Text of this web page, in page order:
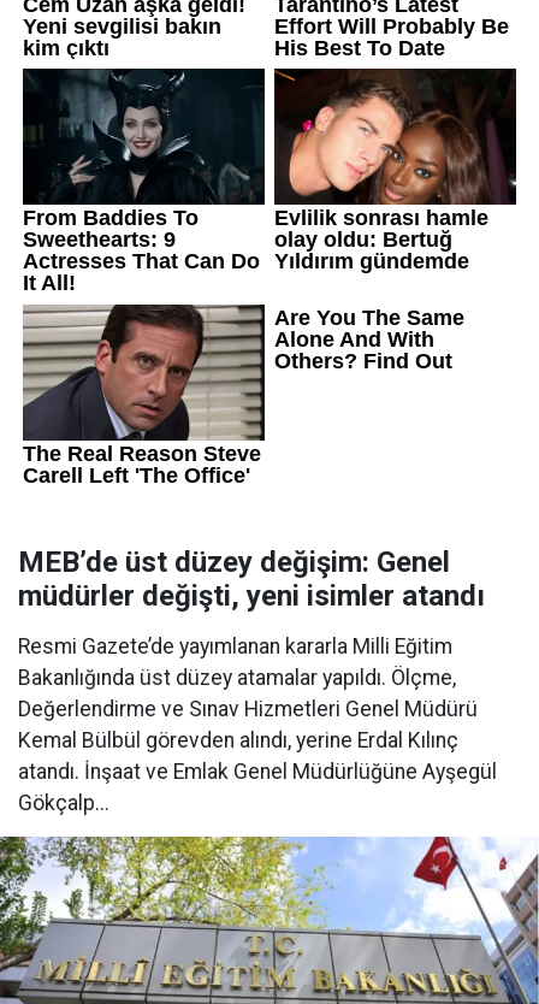
MEB’de üst düzey değişim: Genel
müdürler değişti, yeni isimler atandı
Resmi Gazete’de yayımlanan kararla Milli Eğitim
Bakanlığında üst düzey atamalar yapıldı. Ölçme,
Değerlendirme ve Sınav Hizmetleri Genel Müdürü
Kemal Bülbül görevden alındı, yerine Erdal Kılınç
atandı. İnşaat ve Emlak Genel Müdürlüğüne Ayşegül
Gökçalp...